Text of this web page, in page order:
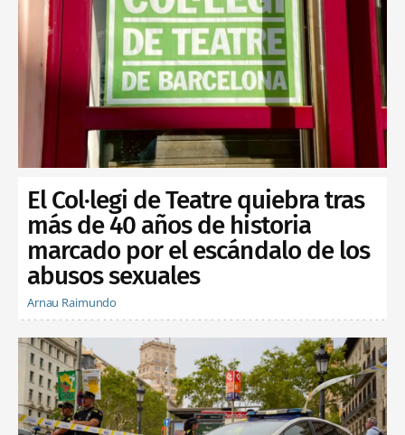
El Col·legi de Teatre quiebra tras
más de 40 años de historia
marcado por el escándalo de los
abusos sexuales
Arnau Raimundo